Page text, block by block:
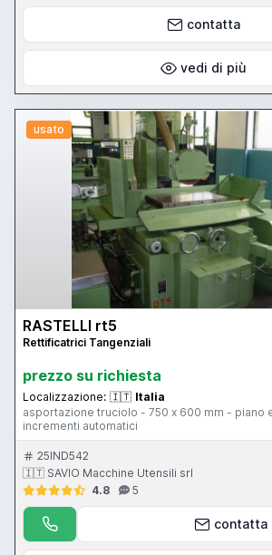
contatta
vedi di più
usato
RASTELLI rt5
Rettificatrici Tangenziali
prezzo su richiesta
Localizzazione: 🇮🇹 Italia
asportazione truciolo - 750 x 600 mm - piano
incrementi automatici
25IND542
🇮🇹 SAVIO Macchine Utensili srl
4.8
5
contatta